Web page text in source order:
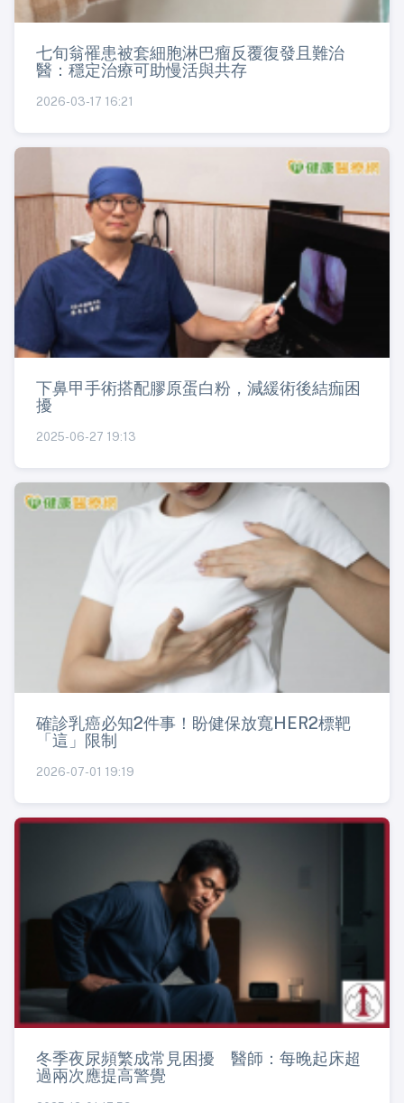
七旬翁罹患被套細胞淋巴瘤反覆復發且難治
醫：穩定治療可助慢活與共存
2026-03-17 16:21
下鼻甲手術搭配膠原蛋白粉，減緩術後結痂困
擾
2025-06-27 19:13
確診乳癌必知2件事！盼健保放寬HER2標靶
「這」限制
2026-07-01 19:19
冬季夜尿頻繁成常見困擾 醫師：每晚起床超
過兩次應提高警覺